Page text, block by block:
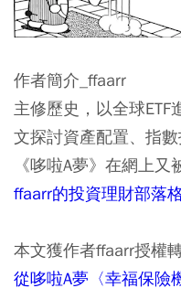
作者簡介_ffaarr
主修歷史，以全球
文探討資產配置、指
《哆啦A夢》在網上
ffaarr的投資理財部落
本文獲作者ffaarr授權
從哆啦A夢〈幸福保險